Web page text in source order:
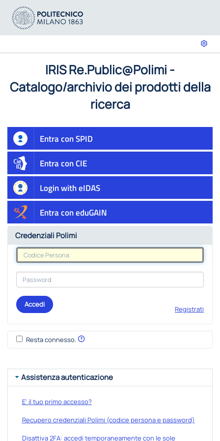
IRIS Re.Public@Polimi -
Catalogo/archivio dei prodotti della
ricerca
Entra con SPID
Entra con CIE
Login with eIDAS
Entra con eduGAIN
Credenziali Polimi
Accedi
Registrati
Resta connesso.
Assistenza autenticazione
E' il tuo primo accesso?
Recupero credenziali Polimi (codice persona e password)
Disattiva 2FA: accedi temporaneamente con le sole